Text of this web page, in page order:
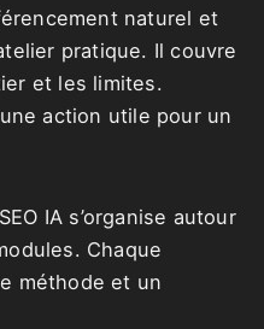
naturel et
pratique. Il couvre
et les limites.
action utile pour un
IA s’organise autour
Chaque
méthode et un